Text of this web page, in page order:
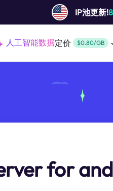
IP池更新!
人工智能数据定价 $0.80/GB
for